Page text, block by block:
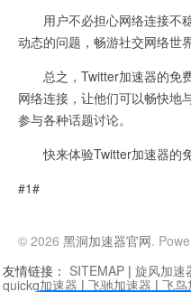
用户不必担心网络连接不
动态的问题，畅游社交网络世
总之，Twitter加速器的免
网络连接，让他们可以畅快地
参与各种话题讨论。
快来体验Twitter加速器的免
#1#
© 2026 黑洞加速器官网.
友情链接： SITEMAP | 旋风加速
quickq加速器 | 飞驰加速器 | 飞鸟